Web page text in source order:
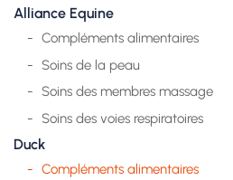
Alliance Equine
Compléments alimentaires
Soins de la peau
Soins des membres massage
Soins des voies respiratoires
Duck
Compléments alimentaires